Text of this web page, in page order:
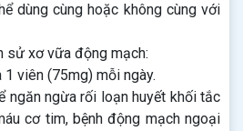
dùng cùng hoặc không cùng với
sử xơ vữa động mạch:
1 viên (75mg) mỗi ngày.
ngăn ngừa rối loạn huyết khối tắc
cơ tim, bệnh động mạch ngoại